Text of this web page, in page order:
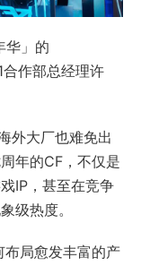
华」的
作部总经理许
外大厂也难免出
年的CF，不仅是
IP，甚至在竞争
级热度。
局愈发丰富的产